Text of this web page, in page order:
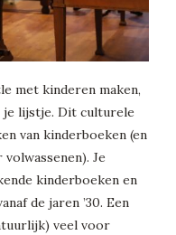
met kinderen maken,
je lijstje. Dit culturele
van kinderboeken (en
Je
kinderboeken en
de jaren ’30. Een
veel voor